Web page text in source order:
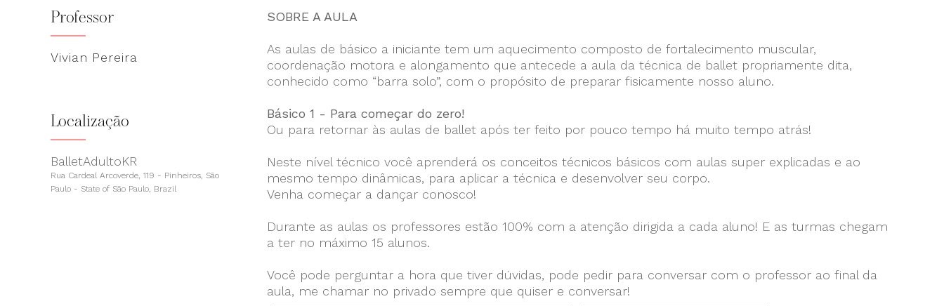
Professor
Vivian Pereira
Localização
BalletAdultoKR
Rua Cardeal Arcoverde, 119 - Pinheiros, São
Paulo - State of São Paulo, Brazil
SOBRE A AULA
As aulas de básico a iniciante tem um aquecimento composto de fortalecimento muscular,
coordenação motora e alongamento que antecede a aula da técnica de ballet propriamente dita,
conhecido como “barra solo”, com o propósito de preparar fisicamente nosso aluno.
Básico 1 - Para começar do zero!
Ou para retornar às aulas de ballet após ter feito por pouco tempo há muito tempo atrás!
Neste nível técnico você aprenderá os conceitos técnicos básicos com aulas super explicadas e ao
mesmo tempo dinâmicas, para aplicar a técnica e desenvolver seu corpo.
Venha começar a dançar conosco!
Durante as aulas os professores estão 100% com a atenção dirigida a cada aluno! E as turmas chegam
a ter no máximo 15 alunos.
Você pode perguntar a hora que tiver dúvidas, pode pedir para conversar com o professor ao final da
aula, me chamar no privado sempre que quiser e conversar!